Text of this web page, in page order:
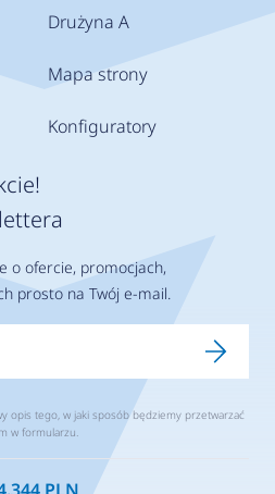
Drużyna A
Mapa strony
Konfiguratory
o ofercie, promocjach,
prosto na Twój e-mail.
opis tego, w jaki sposób będziemy przetwarzać
w formularzu.